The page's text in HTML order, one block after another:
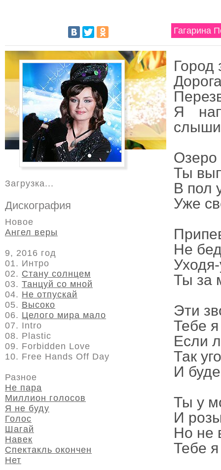
Гагарина
Город
Я
Озеро
Ты
В пол
Уже
Не
Ты за
Эти
Тебе
Если
Так
И
Ты у
И
Но не
Тебе
Загрузка...
Дискография
Новое
Ангел веры
9, 2016 год
01. Интро
02. Стану солнцем
03. Танцуй со мной
04. Не отпускай
05. Высоко
06. Целого мира мало
07. Intro
08. Plastic
09. Forbidden Love
10. Free Hands Off Day
Разное
Не пара
Миллион голосов
Я не буду
Голос
Шагай
Навек
Спектакль окончен
Нет